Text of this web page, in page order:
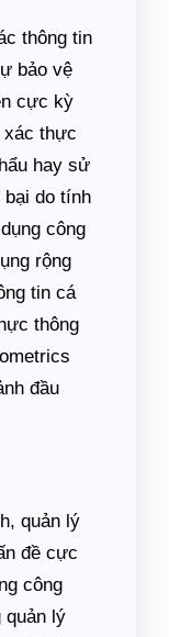
thông tin
bảo vệ
cực kỳ
xác thực
hay sử
do tính
công
rộng
tin cá
thông
đầu
quản lý
đề cực
công
quản lý